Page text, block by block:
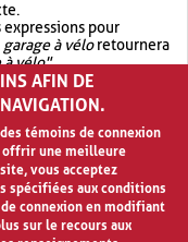
pour
garage à véloretournera
à vélo".
OR.garage OR vélo
garage à vélo
AFIN DE
témoins de connexion
offrir une meilleure
vous acceptez
spécifiées aux conditions
connexion en modifiant
sur le recours aux